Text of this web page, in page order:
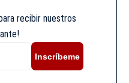
recibir nuestros
Inscríbeme